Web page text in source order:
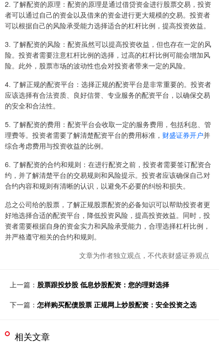
2. 了解配资的原理：配资的原理是通过借贷资金进行股票交易，投资
者可以通过自己的资金以及借来的资金进行更大规模的交易。投资者
可以根据自己的风险承受能力选择适合的杠杆比例，提高投资效益。
3. 了解配资的风险：配资虽然可以提高投资收益，但也存在一定的风
险。投资者需要注意杠杆比例的选择，过高的杠杆比例可能会增加风
险。此外，股票市场的波动性也会对投资者带来一定的风险。
4. 了解正规的配资平台：选择正规的配资平台是非常重要的。投资者
应该选择有合法资质、良好信誉、专业服务的配资平台，以确保交易
的安全和合法性。
5. 了解配资的费用：配资平台会收取一定的服务费用，包括利息、管
理费等。投资者需要了解清楚配资平台的费用标准， 财盛证券开户并
综合考虑费用与投资收益的比例。
6. 了解配资的合约和规则：在进行配资之前，投资者需要签订配资合
约，并了解清楚平台的交易规则和风险提示。投资者应该确保自己对
合约内容和规则有清晰的认识，以避免不必要的纠纷和损失。
总之公司给的股票，了解正规股票配资的必备知识可以帮助投资者更
好地选择合适的配资平台，降低投资风险，提高投资效益。同时，投
资者需要根据自身的资金实力和风险承受能力，合理选择杠杆比例，
并严格遵守相关的合约和规则。
文章为作者独立观点，不代表财盛证券观点
上一篇： 股票跟投炒股 低息炒股配资：您的理财选择
下一篇： 怎样购买配债股票 正规网上炒股配资：安全投资之选
相关文章